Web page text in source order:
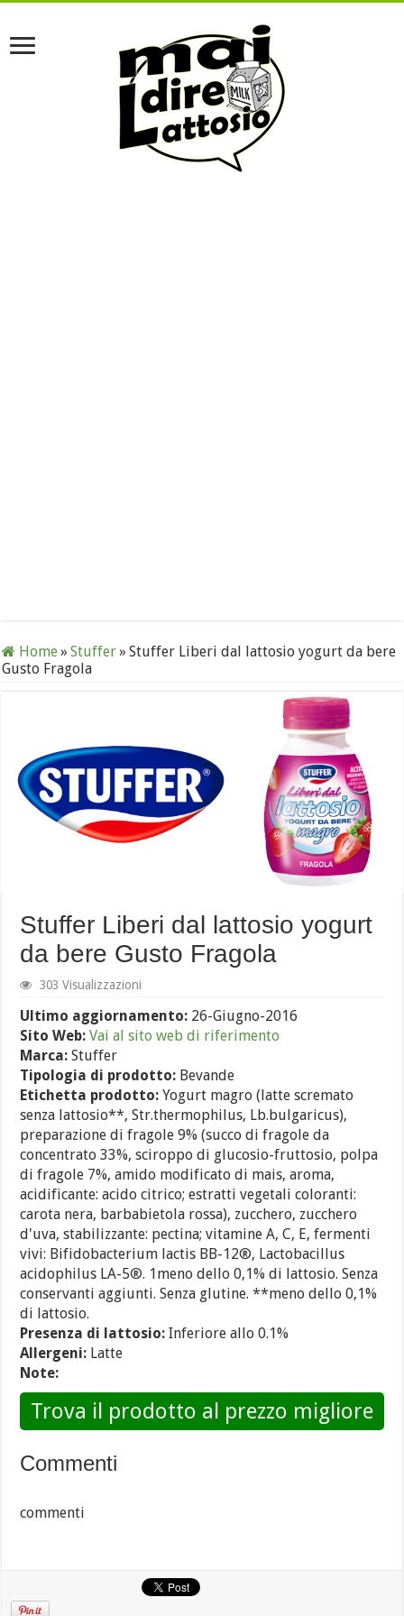
Home» Stuffer» Stuffer Liberi dal lattosio yogurt da bere
Gusto Fragola
Stuffer Liberi dal lattosio yogurt
da bere Gusto Fragola
303 Visualizzazioni
Ultimo aggiornamento: 26-Giugno-2016
Sito Web: Vai al sito web di riferimento
Marca: Stuffer
Tipologia di prodotto: Bevande
Etichetta prodotto: Yogurt magro (latte scremato
senza lattosio**, Str.thermophilus, Lb.bulgaricus),
preparazione di fragole 9% (succo di fragole da
concentrato 33%, sciroppo di glucosio-fruttosio, polpa
di fragole 7%, amido modificato di mais, aroma,
acidificante: acido citrico; estratti vegetali coloranti:
carota nera, barbabietola rossa), zucchero, zucchero
d'uva, stabilizzante: pectina; vitamine A, C, E, fermenti
vivi: Bifidobacterium lactis BB-12®, Lactobacillus
acidophilus LA-5®. 1meno dello 0,1% di lattosio. Senza
conservanti aggiunti. Senza glutine. **meno dello 0,1%
di lattosio.
Presenza di lattosio: Inferiore allo 0.1%
Allergeni: Latte
Note:
Trova il prodotto al prezzo migliore
Commenti
commenti